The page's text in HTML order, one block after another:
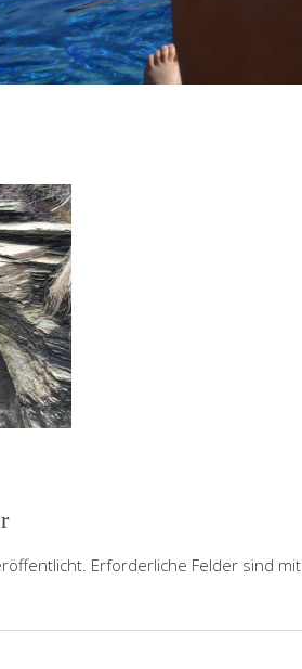
Erforderliche Felder sind mit